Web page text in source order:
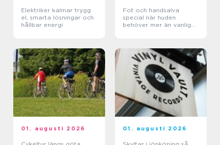
Elektriker kalmar trygg
el, smarta lösningar och
hållbar energi
Fot och handsalva
special när huden
behöver mer än vanlig
01. augusti 2026 01. augusti 2026